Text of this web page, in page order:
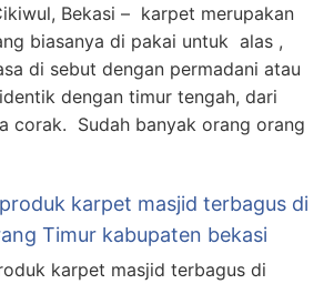
Bekasi – karpet merupakan
biasanya di pakai untuk alas ,
di sebut dengan permadani atau
dengan timur tengah, dari
corak. Sudah banyak orang orang
karpet masjid terbagus di
Timur kabupaten bekasi
karpet masjid terbagus di